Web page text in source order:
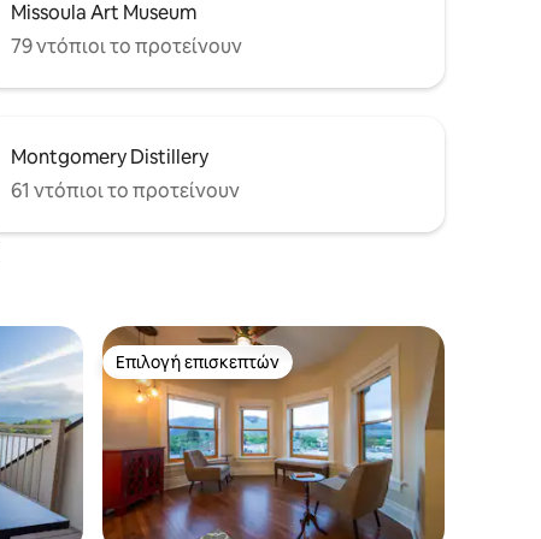
Missoula Art Museum
79 ντόπιοι το προτείνουν
Montgomery Distillery
61 ντόπιοι το προτείνουν
Επιλογή επισκεπτών
Επιλογή επισκεπτών